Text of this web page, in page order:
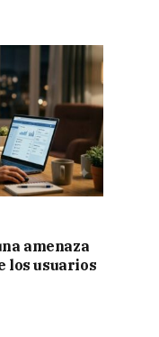
amenaza
los usuarios